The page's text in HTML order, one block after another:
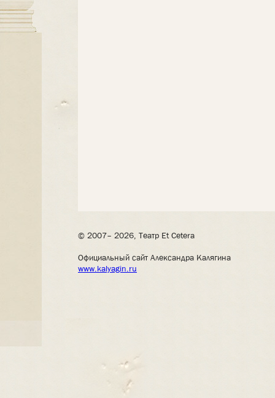
© 2007– 2026, Театр Et Cetera
Официальный сайт Александра Калягина
www.kalyagin.ru